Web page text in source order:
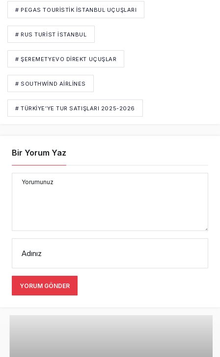
# PEGAS TOURISTIK İSTANBUL UÇUŞLARI
# RUS TURIST İSTANBUL
# ŞEREMETYEVO DIREKT UÇUŞLAR
# SOUTHWIND AIRLINES
# TÜRKIYE’YE TUR SATIŞLARI 2025-2026
Bir Yorum Yaz
Yorumunuz
Adınız
YORUM GÖNDER